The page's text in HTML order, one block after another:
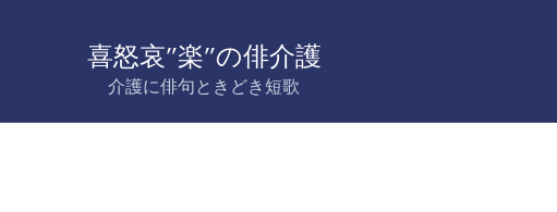
喜怒哀”楽”の俳介護
介護に俳句ときどき短歌